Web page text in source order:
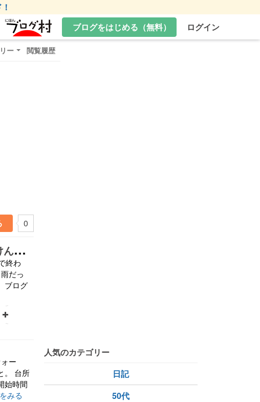
ブログをはじめる（無料）
ログイン
ー 閲覧履歴
0
現
役引退へのカウントダウンに寂しさを覚えつつもあすけん100点満点で自分を奮い立たせるワタクシ
終わ
だっ
ブログ
ー
。 台所
始時間
みる
人気のカテゴリー
日記
50代